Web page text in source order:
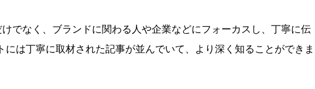
でなく、ブランドに関わる人や企業などにフォーカスし、丁寧に伝
には丁寧に取材された記事が並んでいて、より深く知ることができま